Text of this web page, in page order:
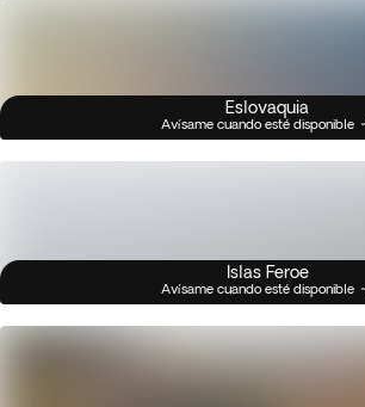
Eslovaquia
Avísame cuando esté disponible
Islas Feroe
Avísame cuando esté disponible